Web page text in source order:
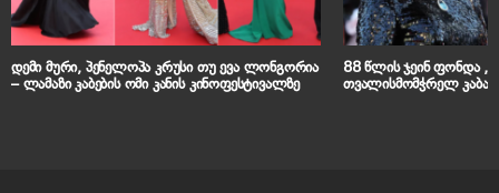
დემი მური, პენელოპა კრუსი თუ ევა ლონგორია
– ლამაზი კაბების ომი კანის კინოფესტივალზე
88 წლის ჯეინ ფონდა
თვალისმომჭრელ